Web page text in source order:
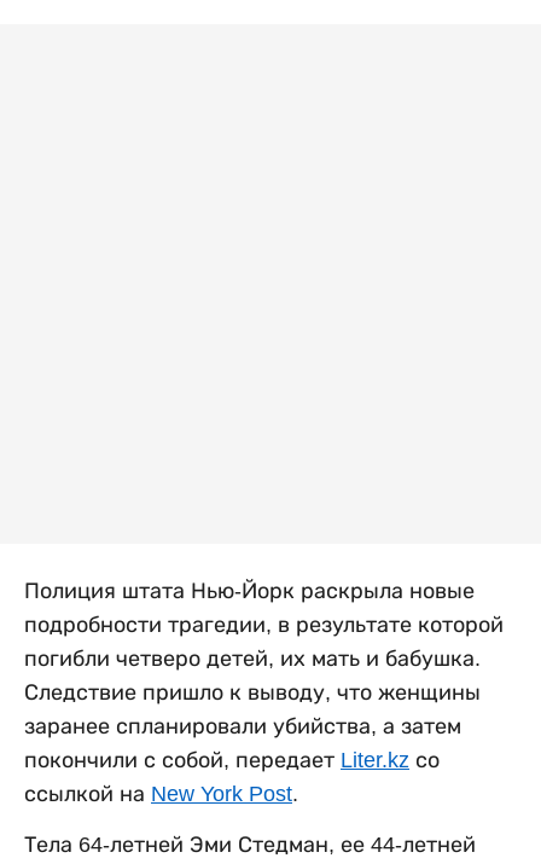
Полиция штата Нью-Йорк раскрыла новые
подробности трагедии, в результате которой
погибли четверо детей, их мать и бабушка.
Следствие пришло к выводу, что женщины
заранее спланировали убийства, а затем
покончили с собой, передает Liter.kz со
ссылкой на New York Post.
Тела 64-летней Эми Стедман, ее 44-летней